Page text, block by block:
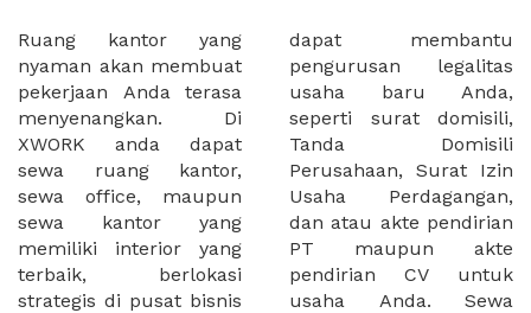
Ruang kantor yang
nyaman akan membuat
pekerjaan Anda terasa
menyenangkan. Di
XWORK anda dapat
sewa ruang kantor,
sewa office, maupun
sewa kantor yang
memiliki interior yang
terbaik, berlokasi
strategis di pusat bisnis
dapat membantu
pengurusan legalitas
usaha baru Anda,
seperti surat domisili,
Tanda Domisili
Perusahaan, Surat Izin
Usaha Perdagangan,
dan atau akte pendirian
PT maupun akte
pendirian CV untuk
usaha Anda. Sewa